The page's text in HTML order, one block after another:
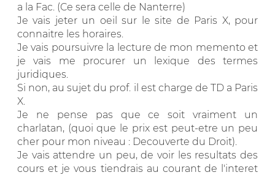
a la Fac. (Ce sera celle de Nanterre)
Je vais jeter un oeil sur le site de Paris X, pour
connaitre les horaires.
Je vais poursuivre la lecture de mon memento et
je vais me procurer un lexique des termes
juridiques.
Si non, au sujet du prof. il est charge de TD a Paris
X.
Je ne pense pas que ce soit vraiment un
charlatan, (quoi que le prix est peut-etre un peu
cher pour mon niveau : Decouverte du Droit).
Je vais attendre un peu, de voir les resultats des
cours et je vous tiendrais au courant de l'interet